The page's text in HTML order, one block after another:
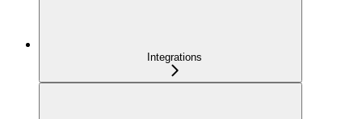
Integrations